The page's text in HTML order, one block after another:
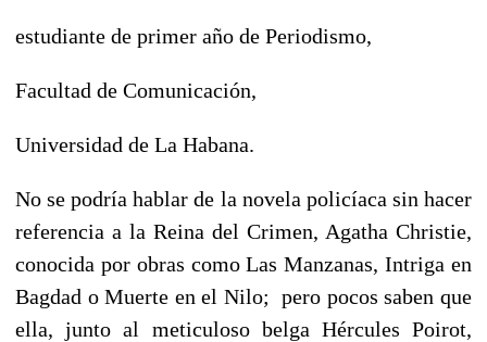
estudiante de primer año de Periodismo,
Facultad de Comunicación,
Universidad de La Habana.
No se podría hablar de la novela policíaca sin hacer
referencia a la Reina del Crimen, Agatha Christie,
conocida por obras como Las Manzanas, Intriga en
Bagdad o Muerte en el Nilo; pero pocos saben que
ella, junto al meticuloso belga Hércules Poirot,